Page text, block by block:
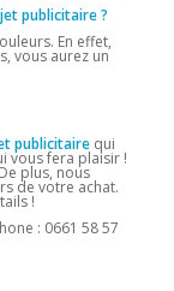
publicitaire ?
En effet,
vous aurez un
publicitairequi
vous fera plaisir !
plus, nous
de votre achat.
!
: 0661 58 57